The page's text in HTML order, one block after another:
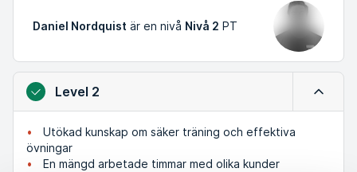
Daniel Nordquist är en nivå Nivå 2 PT
Level 2
Utökad kunskap om säker träning och effektiva
övningar
En mängd arbetade timmar med olika kunder